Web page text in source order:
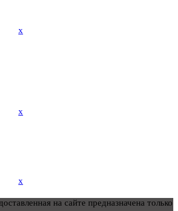
x
x
x
на сайте предназначена только